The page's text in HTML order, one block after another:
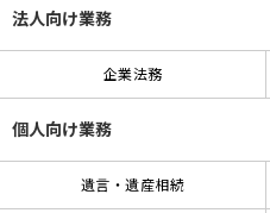
法人向け業務
企業法務
個人向け業務
遺言・遺産相続